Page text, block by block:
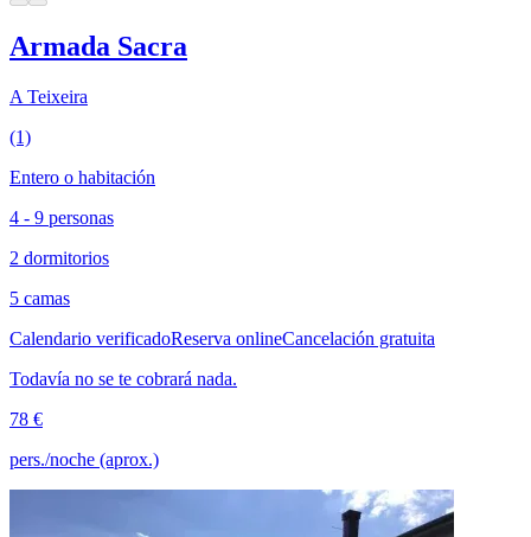
Armada Sacra
A Teixeira
(1)
Entero o habitación
4 - 9 personas
2 dormitorios
5 camas
Calendario verificadoReserva onlineCancelación gratuita
Todavía no se te cobrará nada.
78 €
pers./noche (aprox.)